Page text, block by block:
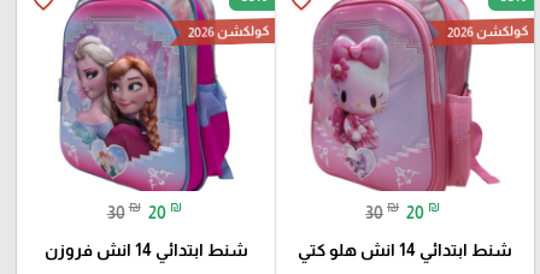
كولكشن 2026
30 ₪ 20 ₪
شنط ابتدائي 14 انش هلو كتي
كولكشن 2026
30 ₪ 20 ₪
شنط ابتدائي 14 انش فروزن